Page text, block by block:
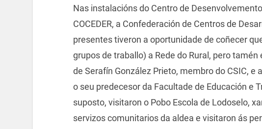
Nas instalacións do Centro de
COCEDER, a Confederación de Centros de
presentes tiveron a oportunidade de coñecer
grupos de traballo) a Rede do Rural, pero
de Serafín González Prieto, membro do CSIC, e
o seu predecesor da Facultade de Educación e
suposto, visitaron o Pobo Escola de Lodoselo,
servizos comunitarios da aldea e visitaron ás